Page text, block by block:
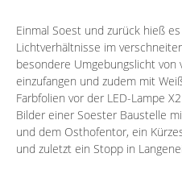
Einmal Soest und zurück hieß
Lichtverhältnisse im
besondere Umgebungslicht
einzufangen und zudem mit
Farbfolien vor der LED-Lampe
Bilder einer Soester Baustelle
und dem Osthofentor, ein
und zuletzt ein Stopp in